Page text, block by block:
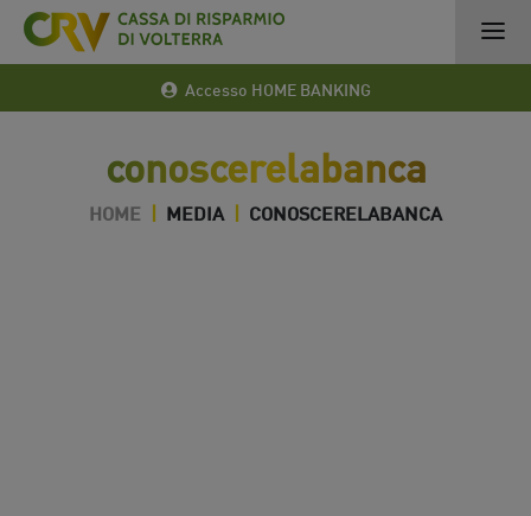
Accesso HOME BANKING
conoscerelabanca
HOME | MEDIA | CONOSCERELABANCA